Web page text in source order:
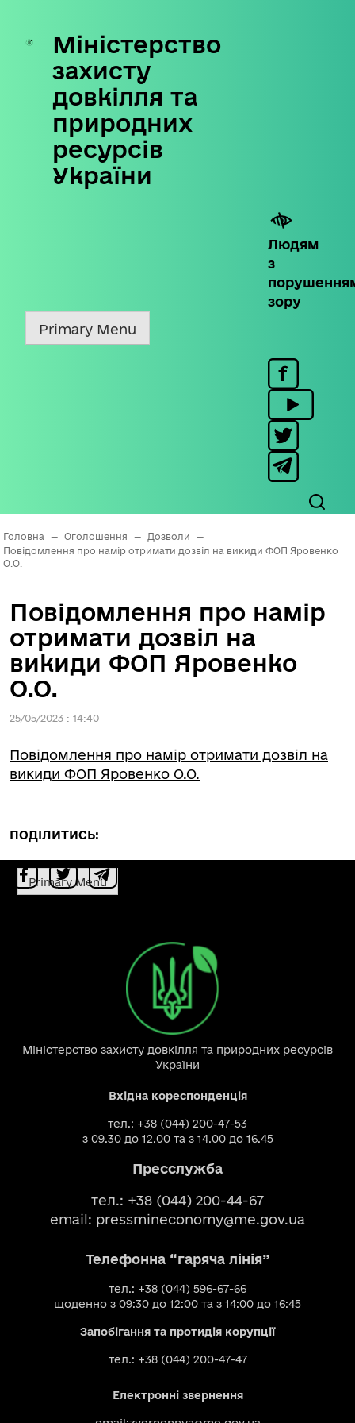
Skip
content
Міністерство
захисту
довкілля та
природних
ресурсів
України
Людям
з
зору
Primary Menu
Головна — Оголошення — Дозволи
—
Повідомлення про намір отримати дозвіл на викиди ФОП Яровенко
О.О.
Повідомлення про намір
отримати дозвіл на
викиди ФОП Яровенко
О.О.
25/05/2023 : 14:40
Повідомлення про намір отримати дозвіл на
викиди ФОП Яровенко О.О.
ПОДІЛИТИСЬ:
Primary Menu
Міністерство захисту довкілля та природних ресурсів
України
Вхідна кореспонденція
тел.: +38 (044) 200-47-53
з 09.30 до 12.00 та з 14.00 до 16.45
Пресслужба
тел.: +38 (044) 200-44-67
email: pressmineconomy@me.gov.ua
Телефонна “гаряча лінія”
тел.: +38 (044) 596-67-66
щоденно з 09:30 до 12:00 та з 14:00 до 16:45
Запобігання та протидія корупції
тел.: +38 (044) 200-47-47
Електронні звернення